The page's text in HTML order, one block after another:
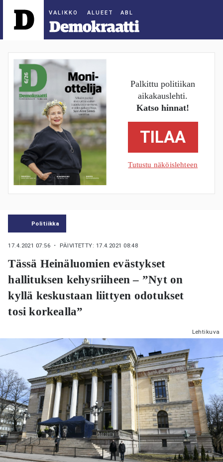
ALUEET
Palkittu politiikan
aikakauslehti.
Katso hinnat!
TILAA
Tutustu näköislehteen
Politiikka
17.4.2021 07:56 ・ PÄIVITETTY: 17.4.2021 08:48
Tässä Heinäluomien evästykset
hallituksen kehysriiheen – ”Nyt on
kyllä keskustaan liittyen odotukset
tosi korkealla”
Lehtikuva